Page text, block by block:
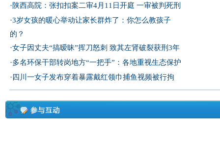
·陕西高院：张扣扣案二审4月11日开庭 一审被判死刑
·3岁女孩的暖心举动让家长群炸了：你怎么教孩子
的？
·女子因丈夫“搞暧昧”挥刀怒刺 致其左肾破裂获刑3年
·多名环保干部转岗地方“一把手”：各地重视生态保护
· 四川一女子发布穿着暴露戴红领巾捕鱼视频被行拘